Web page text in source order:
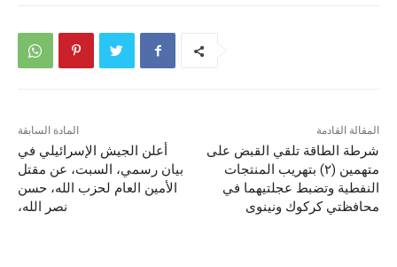
المادة السابقة
أعلن الجيش الإسرائيلي في
بيان رسمي، السبت، عن مقتل
الأمين العام لحزب الله، حسن
نصر الله،
المقالة القادمة
شرطة الطاقة تلقي القبض على
متهمين (٢) بتهريب المنتجات
النفطية وتضبط عجلتيهما في
محافظتي كركوك ونينوى